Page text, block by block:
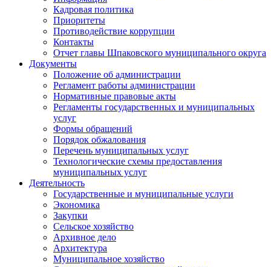
Кадровая политика
Приоритеты
Противодействие коррупции
Контакты
Отчет главы Шпаковского муниципального округа
Документы
Положение об администрации
Регламент работы администрации
Нормативные правовые акты
Регламенты государственных и муниципальных
услуг
Формы обращений
Порядок обжалования
Перечень муниципальных услуг
Технологические схемы предоставления
муниципальных услуг
Деятельность
Государственные и муниципальные услуги
Экономика
Закупки
Сельское хозяйство
Архивное дело
Архитектура
Муниципальное хозяйство